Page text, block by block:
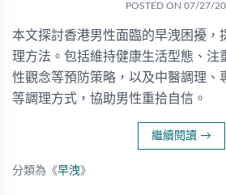
POSTED ON 07/27/
本文探討香港男性面臨的早洩困擾，
理方法。包括維持健康生活型態、注
性觀念等預防策略，以及中醫調理、
等調理方式，協助男性重拾自信。
繼續閱讀 →
分類為《早洩》